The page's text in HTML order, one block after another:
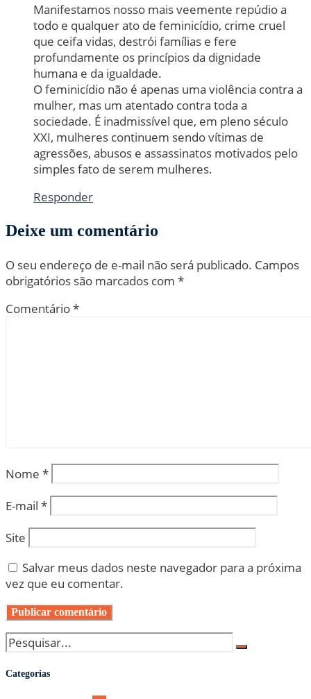
Manifestamos nosso mais veemente repúdio a
todo e qualquer ato de feminicídio, crime cruel
que ceifa vidas, destrói famílias e fere
profundamente os princípios da dignidade
humana e da igualdade.
O feminicídio não é apenas uma violência contra a
mulher, mas um atentado contra toda a
sociedade. É inadmissível que, em pleno século
XXI, mulheres continuem sendo vítimas de
agressões, abusos e assassinatos motivados pelo
simples fato de serem mulheres.
Responder
Deixe um comentário
O seu endereço de e-mail não será publicado. Campos
obrigatórios são marcados com *
Comentário*
Nome *
E-mail *
Site
Salvar meus dados neste navegador para a próxima
vez que eu comentar.
Categorias